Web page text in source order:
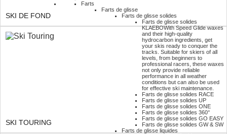
Farts
Farts de glisse
Farts de glisse solides
Farts de glisse solides
KLAEBOWith Speed Glide waxes
and their high-quality
hydrocarbon ingredients, get
your skis ready to conquer the
tracks. Suitable for skiers of all
levels, from beginners to
professional racers, these waxes
not only provide reliable
performance in all weather
conditions but can also be used
for effective ski maintenance.
Farts de glisse solides RACE
Farts de glisse solides UP
Farts de glisse solides ONE
Farts de glisse solides 360°
Farts de glisse solides GO EASY
Farts de glisse solides GW & SW
Farts de glisse liquides
SKI DE FOND
SKI TOURING